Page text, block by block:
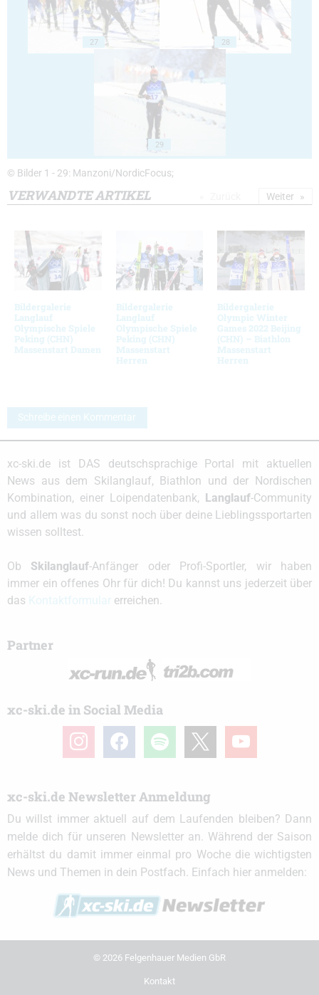
27 28
29
© Bilder 1 - 29: Manzoni/NordicFocus;
VERWANDTE ARTIKEL
Bildergalerie
Langlauf
Olympische Spiele
Peking (CHN)
Massenstart Damen
Bildergalerie
Langlauf
Olympische Spiele
Peking (CHN)
Massenstart
Herren
Bildergalerie
Olympic Winter
Games 2022 Beijing
(CHN) – Biathlon
Massenstart
Herren
Weiter
Schreibe einen Kommentar
xc-ski.de ist DAS deutschsprachige Portal mit aktuellen
News aus dem Skilanglauf, Biathlon und der Nordischen
Kombination, einer Loipendatenbank,
Langlauf-Community
und allem was du sonst noch über deine Lieblingssportarten
wissen solltest.
Ob Skilanglauf-Anfänger oder Profi-Sportler, wir haben
immer ein offenes Ohr für dich! Du kannst uns jederzeit über
das
erreichen.
Partner
xc-ski.de in Social Media
instagramfacebook spotify youtube
xc-ski.de Newsletter Anmeldung
Du willst immer aktuell auf dem Laufenden bleiben? Dann
melde dich für unseren Newsletter an. Während der Saison
erhältst du damit immer einmal pro Woche die wichtigsten
News und Themen in dein Postfach. Einfach hier anmelden:
© 2026 Felgenhauer Medien GbR
Kontakt